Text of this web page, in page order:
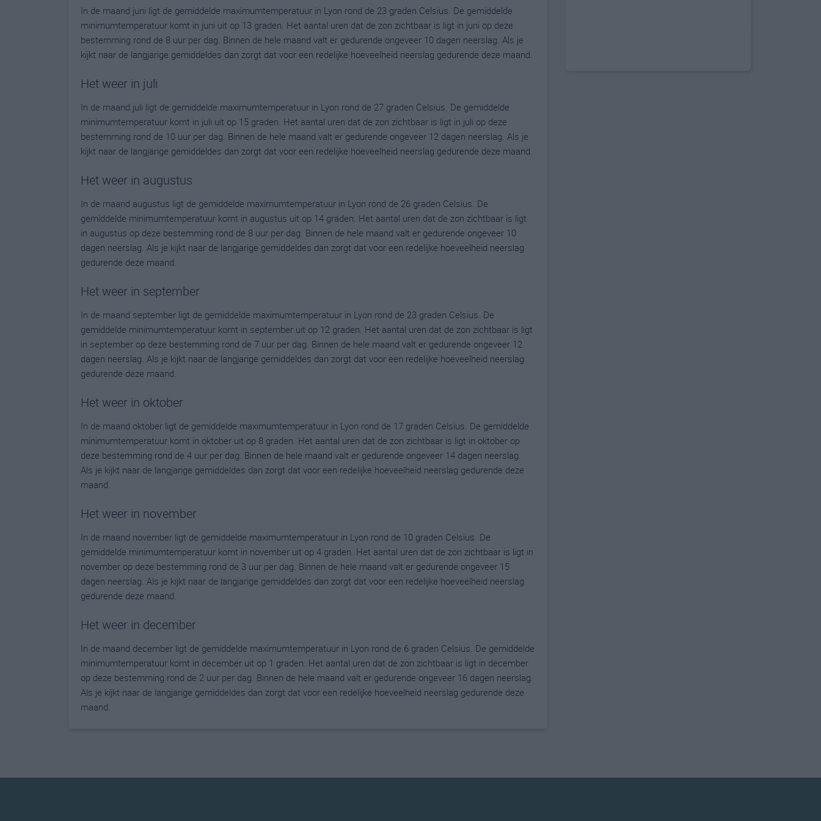
In de maand juni ligt de gemiddelde maximumtemperatuur in Lyon rond de 23 graden Celsius. De gemiddelde
minimumtemperatuur komt in juni uit op 13 graden. Het aantal uren dat de zon zichtbaar is ligt in juni op deze
bestemming rond de 8 uur per dag. Binnen de hele maand valt er gedurende ongeveer 10 dagen neerslag. Als je
kijkt naar de langjarige gemiddeldes dan zorgt dat voor een redelijke hoeveelheid neerslag gedurende deze maand.
Het weer in juli
In de maand juli ligt de gemiddelde maximumtemperatuur in Lyon rond de 27 graden Celsius. De gemiddelde
minimumtemperatuur komt in juli uit op 15 graden. Het aantal uren dat de zon zichtbaar is ligt in juli op deze
bestemming rond de 10 uur per dag. Binnen de hele maand valt er gedurende ongeveer 12 dagen neerslag. Als je
kijkt naar de langjarige gemiddeldes dan zorgt dat voor een redelijke hoeveelheid neerslag gedurende deze maand.
Het weer in augustus
In de maand augustus ligt de gemiddelde maximumtemperatuur in Lyon rond de 26 graden Celsius. De
gemiddelde minimumtemperatuur komt in augustus uit op 14 graden. Het aantal uren dat de zon zichtbaar is ligt
in augustus op deze bestemming rond de 8 uur per dag. Binnen de hele maand valt er gedurende ongeveer 10
dagen neerslag. Als je kijkt naar de langjarige gemiddeldes dan zorgt dat voor een redelijke hoeveelheid neerslag
gedurende deze maand.
Het weer in september
In de maand september ligt de gemiddelde maximumtemperatuur in Lyon rond de 23 graden Celsius. De
gemiddelde minimumtemperatuur komt in september uit op 12 graden. Het aantal uren dat de zon zichtbaar is ligt
in september op deze bestemming rond de 7 uur per dag. Binnen de hele maand valt er gedurende ongeveer 12
dagen neerslag. Als je kijkt naar de langjarige gemiddeldes dan zorgt dat voor een redelijke hoeveelheid neerslag
gedurende deze maand.
Het weer in oktober
In de maand oktober ligt de gemiddelde maximumtemperatuur in Lyon rond de 17 graden Celsius. De gemiddelde
minimumtemperatuur komt in oktober uit op 8 graden. Het aantal uren dat de zon zichtbaar is ligt in oktober op
deze bestemming rond de 4 uur per dag. Binnen de hele maand valt er gedurende ongeveer 14 dagen neerslag.
Als je kijkt naar de langjarige gemiddeldes dan zorgt dat voor een redelijke hoeveelheid neerslag gedurende deze
maand.
Het weer in november
In de maand november ligt de gemiddelde maximumtemperatuur in Lyon rond de 10 graden Celsius. De
gemiddelde minimumtemperatuur komt in november uit op 4 graden. Het aantal uren dat de zon zichtbaar is ligt in
november op deze bestemming rond de 3 uur per dag. Binnen de hele maand valt er gedurende ongeveer 15
dagen neerslag. Als je kijkt naar de langjarige gemiddeldes dan zorgt dat voor een redelijke hoeveelheid neerslag
gedurende deze maand.
Het weer in december
In de maand december ligt de gemiddelde maximumtemperatuur in Lyon rond de 6 graden Celsius. De gemiddelde
minimumtemperatuur komt in december uit op 1 graden. Het aantal uren dat de zon zichtbaar is ligt in december
op deze bestemming rond de 2 uur per dag. Binnen de hele maand valt er gedurende ongeveer 16 dagen neerslag.
Als je kijkt naar de langjarige gemiddeldes dan zorgt dat voor een redelijke hoeveelheid neerslag gedurende deze
maand.